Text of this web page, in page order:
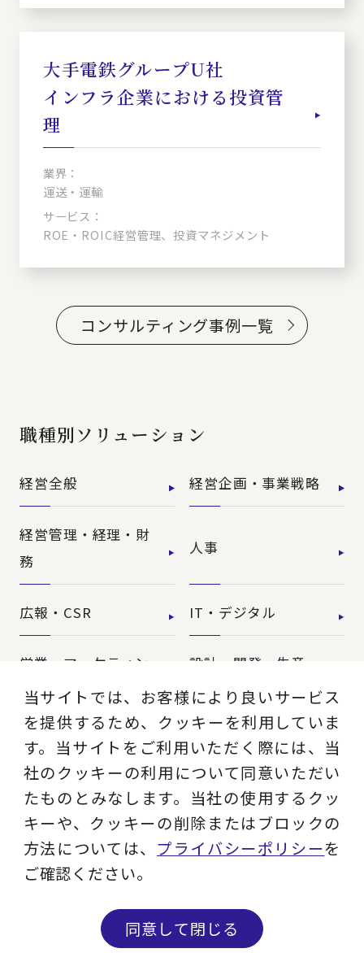
大手電鉄グループU社
インフラ企業における投資管
理
業界：
運送・運輸
サービス：
ROE・ROIC経営管理、投資マネジメント
コンサルティング事例一覧
職種別ソリューション
経営全般 経営企画・事業戦略
経営管理・経理・財
務
人事
広報・CSR IT・デジタル
営業・マーケティン
グ
設計・開発・生産・
調達
【特集】会計システ
ム刷新
【特集】CFO革新
【特集】FP&Aへの
旅
【特集】ポスト2027
年の基幹システム
導のERP導入
当サイトでは、お客様により良いサービス
を提供するため、クッキーを利用していま
す。当サイトをご利用いただく際には、当
社のクッキーの利用について同意いただい
たものとみなします。当社の使用するクッ
キーや、クッキーの削除またはブロックの
方法については、 プライバシーポリシーを
ご確認ください。
同意して閉じる